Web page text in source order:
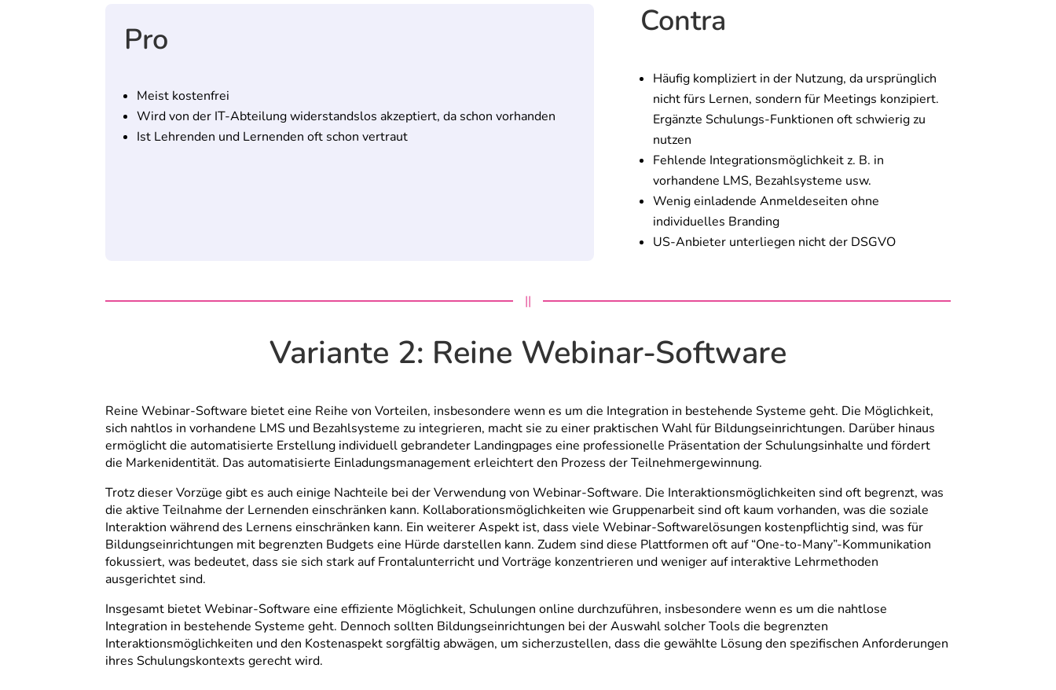
Pro
Meist kostenfrei
Wird von der IT-Abteilungwiderstandslos akzeptiert, da schon vorhanden
Ist Lehrenden und Lernenden oft schon vertraut
Contra
Häufig kompliziert in der Nutzung, da ursprünglich
nicht fürs Lernen, sondern für Meetings konzipiert.
Ergänzte Schulungs-Funktionen oft schwierig zu
nutzen
Fehlende Integrationsmöglichkeit z. B. in
vorhandene LMS, Bezahlsysteme usw.
Wenig einladende Anmeldeseiten ohne
individuelles Branding
US-Anbieter unterliegen nicht der DSGVO
||
Variante 2: Reine Webinar-Software
Reine Webinar-Software bietet eine Reihe von Vorteilen, insbesondere wenn es um die Integration in bestehende Systeme geht. Die Möglichkeit,
sich nahtlos in vorhandene LMS und Bezahlsysteme zu integrieren, macht sie zu einer praktischen Wahl für Bildungseinrichtungen. Darüber hinaus
ermöglicht die automatisierte Erstellung individuell gebrandeter Landingpages eine professionelle Präsentation der Schulungsinhalte und fördert
die Markenidentität. Das automatisierte Einladungsmanagement erleichtert den Prozess der Teilnehmergewinnung.
Trotz dieser Vorzüge gibt es auch einige Nachteile bei der Verwendung von Webinar-Software. Die Interaktionsmöglichkeiten sind oft begrenzt, was
die aktive Teilnahme der Lernenden einschränken kann. Kollaborationsmöglichkeiten wie Gruppenarbeit sind oft kaum vorhanden, was die soziale
Interaktion während des Lernens einschränken kann. Ein weiterer Aspekt ist, dass viele Webinar-Softwarelösungen kostenpflichtig sind, was für
Bildungseinrichtungen mit begrenzten Budgets eine Hürde darstellen kann. Zudem sind diese Plattformen oft auf “One-to-Many”-Kommunikation
fokussiert, was bedeutet, dass sie sich stark auf Frontalunterricht und Vorträge konzentrieren und weniger auf interaktive Lehrmethoden
ausgerichtet sind.
Insgesamt bietet Webinar-Software eine effiziente Möglichkeit, Schulungen online durchzuführen, insbesondere wenn es um die nahtlose
Integration in bestehende Systeme geht. Dennoch sollten Bildungseinrichtungen bei der Auswahl solcher Tools die begrenzten
Interaktionsmöglichkeiten und den Kostenaspekt sorgfältig abwägen, um sicherzustellen, dass die gewählte Lösung den spezifischen Anforderungen
ihres Schulungskontexts gerecht wird.